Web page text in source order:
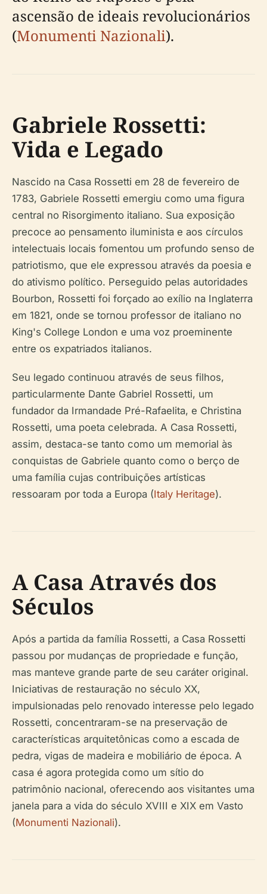
ascensão de ideais revolucionários
(Monumenti Nazionali).
Gabriele Rossetti:
Vida e Legado
Nascido na Casa Rossetti em 28 de fevereiro de
1783, Gabriele Rossetti emergiu como uma figura
central no Risorgimento italiano. Sua exposição
precoce ao pensamento iluminista e aos círculos
intelectuais locais fomentou um profundo senso de
patriotismo, que ele expressou através da poesia e
do ativismo político. Perseguido pelas autoridades
Bourbon, Rossetti foi forçado ao exílio na Inglaterra
em 1821, onde se tornou professor de italiano no
King's College London e uma voz proeminente
entre os expatriados italianos.
Seu legado continuou através de seus filhos,
particularmente Dante Gabriel Rossetti, um
fundador da Irmandade Pré-Rafaelita, e Christina
Rossetti, uma poeta celebrada. A Casa Rossetti,
assim, destaca-se tanto como um memorial às
conquistas de Gabriele quanto como o berço de
uma família cujas contribuições artísticas
ressoaram por toda a Europa (Italy Heritage).
A Casa Através dos
Séculos
Após a partida da família Rossetti, a Casa Rossetti
passou por mudanças de propriedade e função,
mas manteve grande parte de seu caráter original.
Iniciativas de restauração no século XX,
impulsionadas pelo renovado interesse pelo legado
Rossetti, concentraram-se na preservação de
características arquitetônicas como a escada de
pedra, vigas de madeira e mobiliário de época. A
casa é agora protegida como um sítio do
patrimônio nacional, oferecendo aos visitantes uma
janela para a vida do século XVIII e XIX em Vasto
(Monumenti Nazionali).